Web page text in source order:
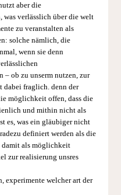
aber die
was verlässlich über die welt
zu veranstalten als
solche nämlich, die
wenn sie denn
– ob zu unserm nutzen, zur
dabei fraglich. denn der
möglichkeit offen, dass die
und mithin nicht als
es, was ein gläubiger nicht
definiert werden als die
damit als möglichkeit
zur realisierung unsres
experimente welcher art der